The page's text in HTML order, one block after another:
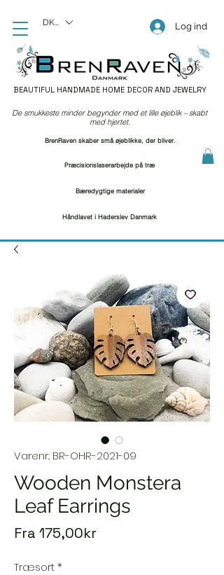
BEAUTIFUL HANDMADE HOME DECOR AND JEWELRY
Log ind
DKK (kr)
Præcisionslaserarbejde på træ
Bæredygtige materialer
Håndlavet i Haderslev Danmark
De smukkeste minder begynder med et lille øjeblik – skabt
med hjertet.
BrenRaven skaber små øjeblikke, der bliver.
Varenr.: BR-OHR-2021-09
Wooden Monstera
Leaf Earrings
Fra 175,00krSalgspris
Træsort*